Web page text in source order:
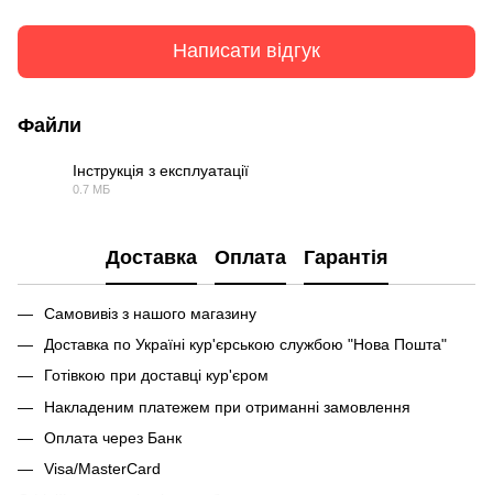
Написати відгук
Файли
Інструкція з експлуатації
0.7 МБ
Доставка Оплата Гарантія
Самовивіз з нашого магазину
Доставка по Україні кур'єрською службою "Нова Пошта"
Готівкою при доставці кур'єром
Накладеним платежем при отриманні замовлення
Оплата через Банк
Visa/MasterCard